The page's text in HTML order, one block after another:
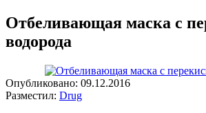
Отбеливающая маска с
водорода
Опубликовано: 09.12.2016
Разместил: Drug